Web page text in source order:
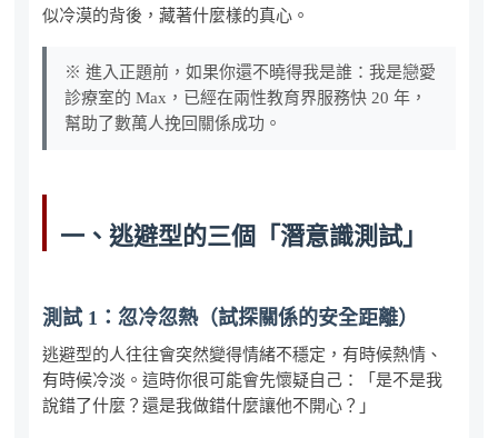
似冷漠的背後，藏著什麼樣的真心。
※ 進入正題前，如果你還不曉得我是誰：我是戀愛
診療室的 Max，已經在兩性教育界服務快 20 年，
幫助了數萬人挽回關係成功。
一、逃避型的三個「潛意識測試」
測試 1：忽冷忽熱（試探關係的安全距離）
逃避型的人往往會突然變得情緒不穩定，有時候熱情、
有時候冷淡。這時你很可能會先懷疑自己：「是不是我
說錯了什麼？還是我做錯什麼讓他不開心？」